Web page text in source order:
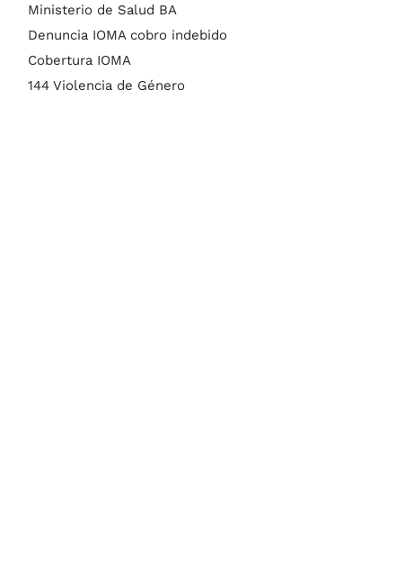
Ministerio de Salud BA
Denuncia IOMA cobro indebido
Cobertura IOMA
144 Violencia de Género